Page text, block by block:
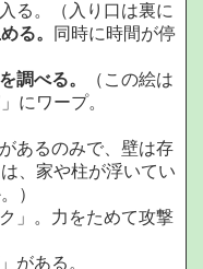
る。（入り口は裏に
る。
同時に時間が停
調べる。
（この絵は
にワープ。
あるのみで、壁は存
、家や柱が浮いてい
）
」。力をためて攻撃
がある。